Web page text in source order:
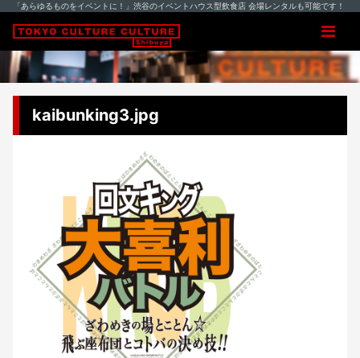
「あらゆるものをイベントに！」渋谷のイベントハウス型飲食店 会場レンタルも可能です！
kaibunking3.jpg